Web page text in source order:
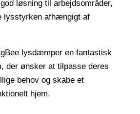
løsning til arbejdsområder,
lysstyrken afhængigt af
lysdæmper en fantastisk
der ønsker at tilpasse deres
behov og skabe et
hjem.